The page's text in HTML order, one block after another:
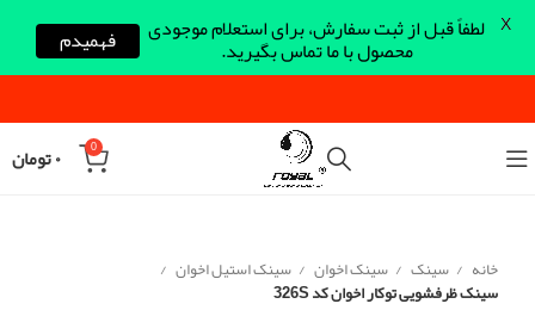
0 ۰تومان
خانه سینک سینک اخوان سینک استیل اخوان
سینک ظرفشویی توکار اخوان کد 326S
لطفاً قبل از ثبت سفارش، برای استعلام موجودی
محصول با ما تماس بگیرید. فهمیدم X